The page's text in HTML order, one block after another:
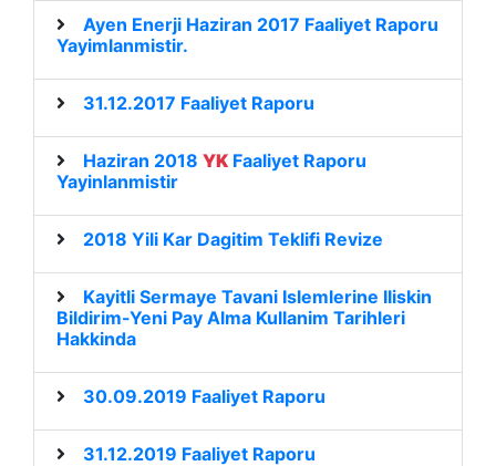
Ayen Enerji Haziran 2017 Faaliyet Raporu
Yayimlanmistir.
31.12.2017 Faaliyet Raporu
Haziran 2018 YK Faaliyet Raporu
Yayinlanmistir
2018 Yili Kar Dagitim Teklifi Revize
Kayitli Sermaye Tavani Islemlerine Iliskin
Bildirim-Yeni Pay Alma Kullanim Tarihleri
Hakkinda
30.09.2019 Faaliyet Raporu
31.12.2019 Faaliyet Raporu